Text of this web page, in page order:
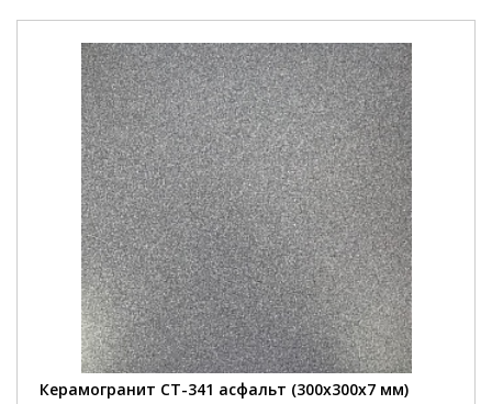
Керамогранит СТ-341 асфальт (300х300х7 мм)